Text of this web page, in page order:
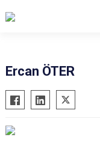
Ercan ÖTER